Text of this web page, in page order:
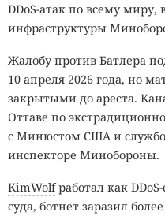
DDoS-атак по всему миру,
инфраструктуры
Жалобу против Батлера
10 апреля 2026 года, но
закрытыми до ареста.
Оттаве по
с Минюстом США и
инспекторе Минобороны.
KimWolfработал как
суда, ботнет заразил